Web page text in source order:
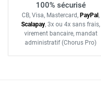
100% sécurisé
CB, Visa, Mastercard, PayPal ,
Scalapay, 3x ou 4x sans frais,
virement bancaire, mandat
administratif (Chorus Pro)